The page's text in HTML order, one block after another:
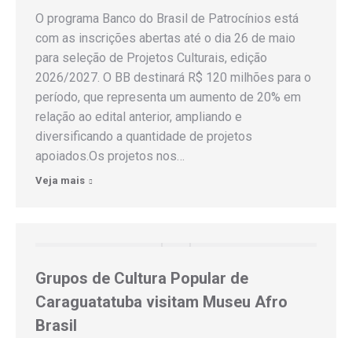
O programa Banco do Brasil de Patrocínios está
com as inscrições abertas até o dia 26 de maio
para seleção de Projetos Culturais, edição
2026/2027. O BB destinará R$ 120 milhões para o
período, que representa um aumento de 20% em
relação ao edital anterior, ampliando e
diversificando a quantidade de projetos
apoiados.Os projetos nos…
Veja mais
Grupos de Cultura Popular de
Caraguatatuba visitam Museu Afro
Brasil